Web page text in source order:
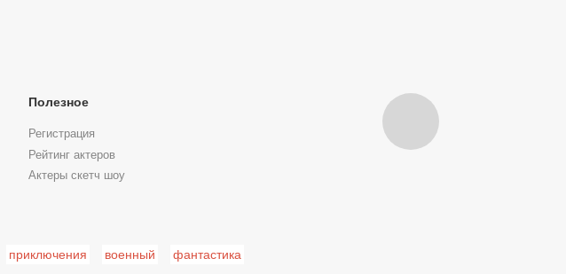
Полезное
Регистрация
Рейтинг актеров
Актеры скетч шоу
приключения военный фантастика